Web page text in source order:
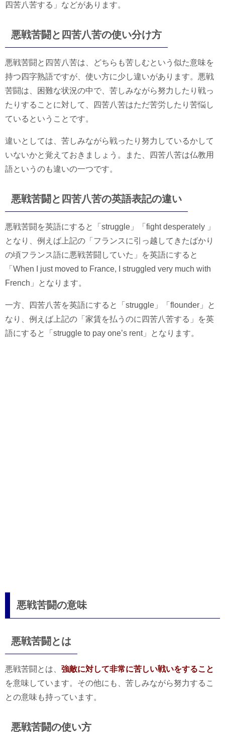
四苦八苦する」などがあります。
悪戦苦闘と四苦八苦の使い分け方
悪戦苦闘と四苦八苦は、どちらも苦しむという似た意味を
持つ四字熟語ですが、使い方に少し違いがあります。悪戦
苦闘は、困難な状況の中で、苦しみながら努力したり戦っ
たりすることに対して、四苦八苦はただ苦労したり苦悩し
ているということです。
違いとしては、苦しみながら戦ったり努力しているかして
いないかと覚えておきましょう。また、四苦八苦は仏教用
語というのも違いの一つです。
悪戦苦闘と四苦八苦の英語表記の違い
悪戦苦闘を英語にすると「struggle」「fight desperately 」
となり、例えば上記の「フランスに引っ越してきたばかり
の頃フランス語に悪戦苦闘していた」を英語にすると
「When I just moved to France, I struggled very much with
French」となります。
一方、四苦八苦を英語にすると「struggle」「flounder」と
なり、例えば上記の「家賃を払うのに四苦八苦する」を英
語にすると「struggle to pay one’s rent」となります。
悪戦苦闘の意味
悪戦苦闘とは
悪戦苦闘とは、 強敵に対して非常に苦しい戦いをすること
を意味しています。その他にも、苦しみながら努力するこ
との意味も持っています。
悪戦苦闘の使い方